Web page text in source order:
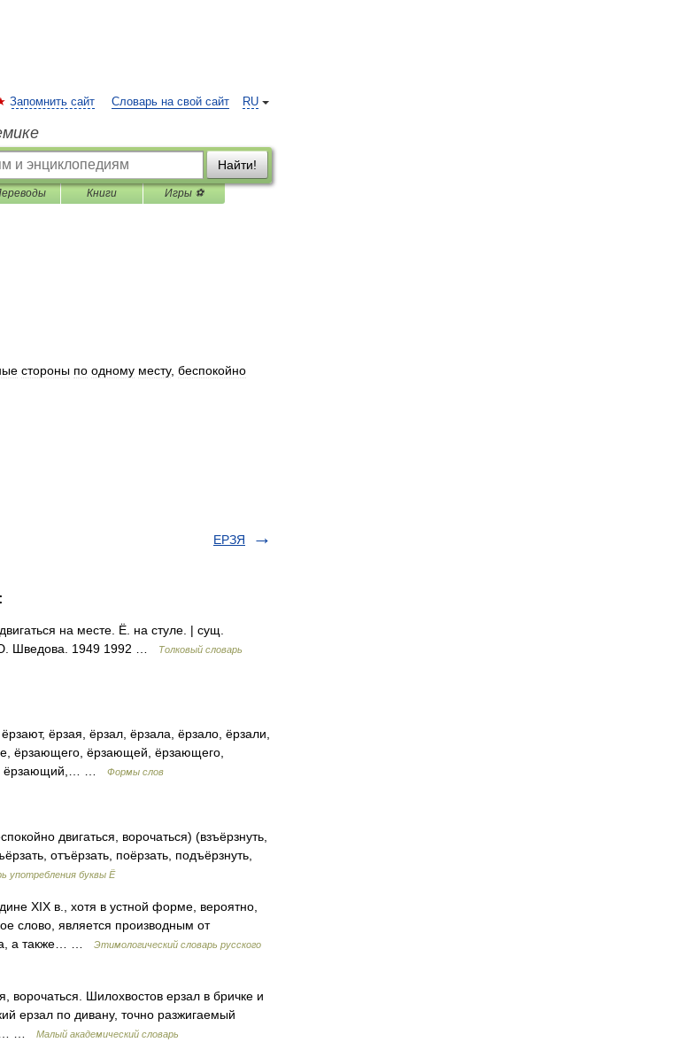
RU
Запомнить сайт Словарь на свой сайт
Найти!
Книги Игры ⚽
стороны по одному месту, беспокойно
ЕРЗЯ
на месте. Ё. на стуле. | сущ.
Шведова. 1949 1992 …
Толковый словарь
ёрзая, ёрзал, ёрзала, ёрзало, ёрзали,
ёрзающего, ёрзающей, ёрзающего,
ёрзающий,… …
Формы слов
двигаться, ворочаться) (взъёрзнуть,
отъёрзать, поёрзать, подъёрзнуть,
употребления буквы Ё
XIX в., хотя в устной форме, вероятно,
слово, является производным от
а также… …
Этимологический словарь русского
ворочаться. Шилохвостов ерзал в бричке и
ерзал по дивану, точно разжигаемый
…
Малый академический словарь